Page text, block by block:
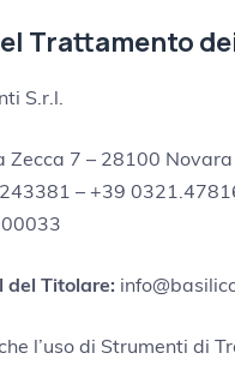
Trattamento
S.r.l.
Zecca 7 – 28100 Novara
– +39
del Titolare:
l’uso di Strumenti di